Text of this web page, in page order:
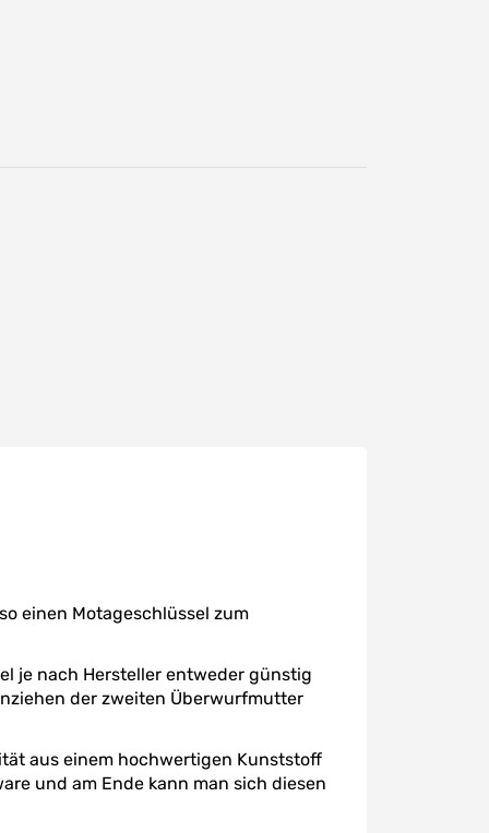
einen Motageschlüssel zum
je nach Hersteller entweder günstig
der zweiten Überwurfmutter
aus einem hochwertigen Kunststoff
und am Ende kann man sich diesen